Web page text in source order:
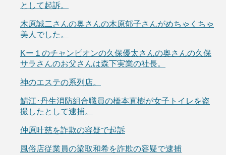
として起訴。
木原誠二さんの奥さんの木原郁子さんがめちゃくちゃ
美人でした。
Kー１のチャンピオンの久保優太さんの奥さんの久保
サラさんのお父さんは森下実業の社長。
神のエステの系列店。
鯖江･丹生消防組合職員の橋本直樹が女子トイレを盗
撮したとして逮捕。
仲原叶慈を詐欺の容疑で起訴
風俗店従業員の梁取和希を詐欺の容疑で逮捕